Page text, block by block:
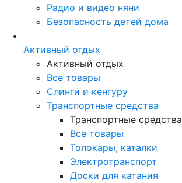
Радио и видео няни
Безопасность детей дома
Активный отдых
Активный отдых
Все товары
Слинги и кенгуру
Транспортные средства
Транспортные средства
Все товары
Толокары, каталки
Электротранспорт
Доски для катания